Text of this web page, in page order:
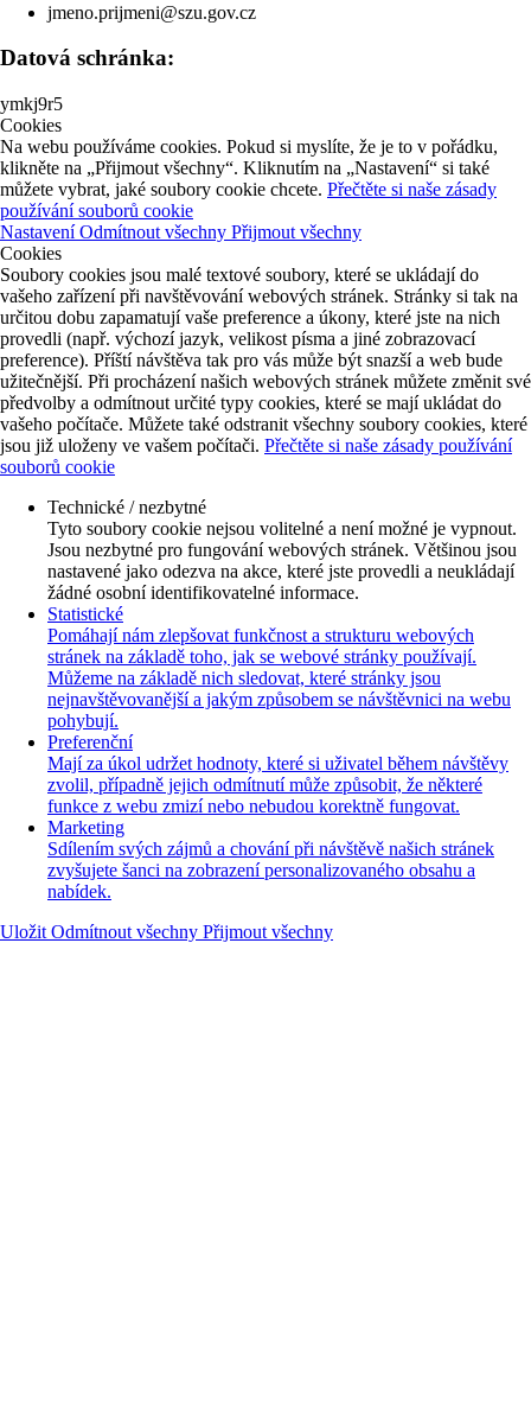
jmeno.prijmeni@szu.gov.cz
Datová schránka:
ymkj9r5
Cookies
Na webu používáme cookies. Pokud si myslíte, že je to v pořádku,
klikněte na „Přijmout všechny“. Kliknutím na „Nastavení“ si také
můžete vybrat, jaké soubory cookie chcete. Přečtěte si naše zásady
používání souborů cookie
NastaveníOdmítnout všechny Přijmout všechny
Cookies
Soubory cookies jsou malé textové soubory, které se ukládají do
vašeho zařízení při navštěvování webových stránek. Stránky si tak na
určitou dobu zapamatují vaše preference a úkony, které jste na nich
provedli (např. výchozí jazyk, velikost písma a jiné zobrazovací
preference). Příští návštěva tak pro vás může být snazší a web bude
užitečnější. Při procházení našich webových stránek můžete změnit své
předvolby a odmítnout určité typy cookies, které se mají ukládat do
vašeho počítače. Můžete také odstranit všechny soubory cookies, které
jsou již uloženy ve vašem počítači. Přečtěte si naše zásady používání
souborů cookie
Technické / nezbytné
Tyto soubory cookie nejsou volitelné a není možné je vypnout.
Jsou nezbytné pro fungování webových stránek. Většinou jsou
nastavené jako odezva na akce, které jste provedli a neukládají
žádné osobní identifikovatelné informace.
Statistické
Pomáhají nám zlepšovat funkčnost a strukturu webových
stránek na základě toho, jak se webové stránky používají.
Můžeme na základě nich sledovat, které stránky jsou
nejnavštěvovanější a jakým způsobem se návštěvnici na webu
pohybují.
Preferenční
Mají za úkol udržet hodnoty, které si uživatel během návštěvy
zvolil, případně jejich odmítnutí může způsobit, že některé
funkce z webu zmizí nebo nebudou korektně fungovat.
Marketing
Sdílením svých zájmů a chování při návštěvě našich stránek
zvyšujete šanci na zobrazení personalizovaného obsahu a
nabídek.
Uložit Odmítnout všechny Přijmout všechny